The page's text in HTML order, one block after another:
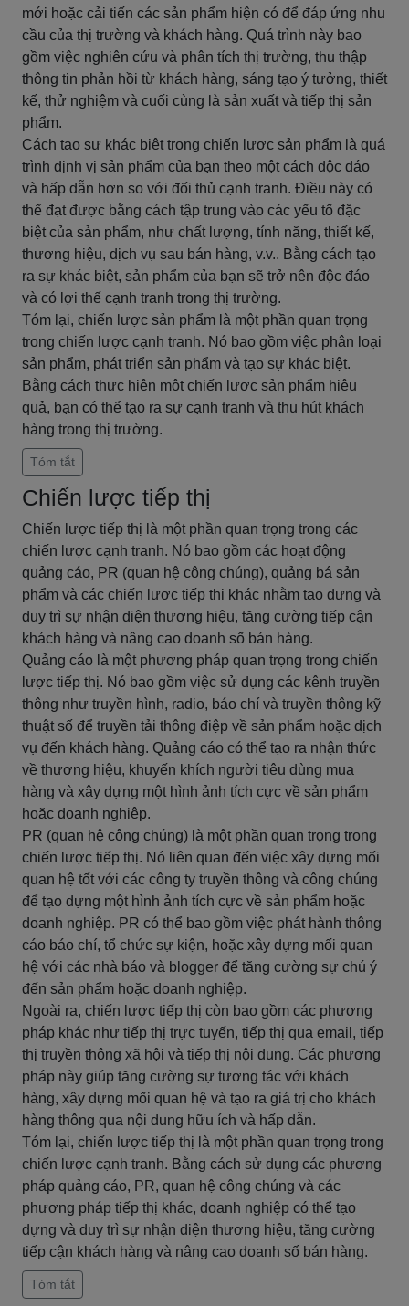
mới hoặc cải tiến các sản phẩm hiện có để đáp ứng nhu
cầu của thị trường và khách hàng. Quá trình này bao
gồm việc nghiên cứu và phân tích thị trường, thu thập
thông tin phản hồi từ khách hàng, sáng tạo ý tưởng, thiết
kế, thử nghiệm và cuối cùng là sản xuất và tiếp thị sản
phẩm.
Cách tạo sự khác biệt trong chiến lược sản phẩm là quá
trình định vị sản phẩm của bạn theo một cách độc đáo
và hấp dẫn hơn so với đối thủ cạnh tranh. Điều này có
thể đạt được bằng cách tập trung vào các yếu tố đặc
biệt của sản phẩm, như chất lượng, tính năng, thiết kế,
thương hiệu, dịch vụ sau bán hàng, v.v.. Bằng cách tạo
ra sự khác biệt, sản phẩm của bạn sẽ trở nên độc đáo
và có lợi thế cạnh tranh trong thị trường.
Tóm lại, chiến lược sản phẩm là một phần quan trọng
trong chiến lược cạnh tranh. Nó bao gồm việc phân loại
sản phẩm, phát triển sản phẩm và tạo sự khác biệt.
Bằng cách thực hiện một chiến lược sản phẩm hiệu
quả, bạn có thể tạo ra sự cạnh tranh và thu hút khách
hàng trong thị trường.
Tóm tắt
Chiến lược tiếp thị
Chiến lược tiếp thị là một phần quan trọng trong các
chiến lược cạnh tranh. Nó bao gồm các hoạt động
quảng cáo, PR (quan hệ công chúng), quảng bá sản
phẩm và các chiến lược tiếp thị khác nhằm tạo dựng và
duy trì sự nhận diện thương hiệu, tăng cường tiếp cận
khách hàng và nâng cao doanh số bán hàng.
Quảng cáo là một phương pháp quan trọng trong chiến
lược tiếp thị. Nó bao gồm việc sử dụng các kênh truyền
thông như truyền hình, radio, báo chí và truyền thông kỹ
thuật số để truyền tải thông điệp về sản phẩm hoặc dịch
vụ đến khách hàng. Quảng cáo có thể tạo ra nhận thức
về thương hiệu, khuyến khích người tiêu dùng mua
hàng và xây dựng một hình ảnh tích cực về sản phẩm
hoặc doanh nghiệp.
PR (quan hệ công chúng) là một phần quan trọng trong
chiến lược tiếp thị. Nó liên quan đến việc xây dựng mối
quan hệ tốt với các công ty truyền thông và công chúng
để tạo dựng một hình ảnh tích cực về sản phẩm hoặc
doanh nghiệp. PR có thể bao gồm việc phát hành thông
cáo báo chí, tổ chức sự kiện, hoặc xây dựng mối quan
hệ với các nhà báo và blogger để tăng cường sự chú ý
đến sản phẩm hoặc doanh nghiệp.
Ngoài ra, chiến lược tiếp thị còn bao gồm các phương
pháp khác như tiếp thị trực tuyến, tiếp thị qua email, tiếp
thị truyền thông xã hội và tiếp thị nội dung. Các phương
pháp này giúp tăng cường sự tương tác với khách
hàng, xây dựng mối quan hệ và tạo ra giá trị cho khách
hàng thông qua nội dung hữu ích và hấp dẫn.
Tóm lại, chiến lược tiếp thị là một phần quan trọng trong
chiến lược cạnh tranh. Bằng cách sử dụng các phương
pháp quảng cáo, PR, quan hệ công chúng và các
phương pháp tiếp thị khác, doanh nghiệp có thể tạo
dựng và duy trì sự nhận diện thương hiệu, tăng cường
tiếp cận khách hàng và nâng cao doanh số bán hàng.
Tóm tắt